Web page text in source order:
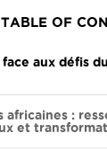
TABLE OF
face aux défis
africaines :
et